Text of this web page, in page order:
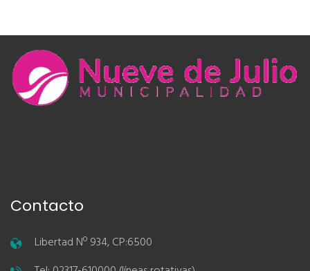
Contacto
Libertad Nº 934, CP:6500